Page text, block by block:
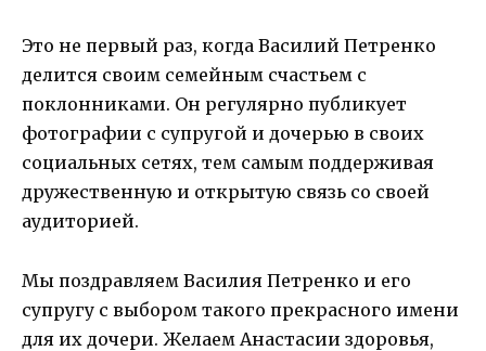
Это не первый раз, когда Василий Петренко
делится своим семейным счастьем с
поклонниками. Он регулярно публикует
фотографии с супругой и дочерью в своих
социальных сетях, тем самым поддерживая
дружественную и открытую связь со своей
аудиторией.
Мы поздравляем Василия Петренко и его
супругу с выбором такого прекрасного имени
для их дочери. Желаем Анастасии здоровья,